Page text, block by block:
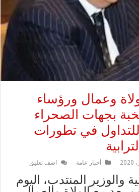
وعمال ورؤساء
بجهات الصحراء
في تطورات
أخبار عامة اضف تعليق
والوزير المنتدب، اليوم